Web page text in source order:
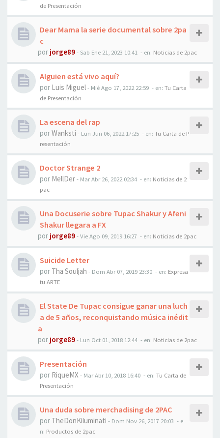
de Presentación
Dear Mama la serie documental sobre 2pa
c
por jorge89- Sab Ene 21, 2023 10:41 - en: Noticias de 2pac
Alguien está vivo aquí?
por Luis Miguel- Mié Ago 17, 2022 22:59 - en: Tu Carta
de Presentación
La escena del rap
porWanksti - Lun Jun 06, 2022 17:25 - en: Tu Carta de P
resentación
Doctor Strange 2
por MellDer- Mar Abr 26, 2022 02:34 - en: Noticias de 2
pac
Una Docuserie sobre Tupac Shakur y Afeni
Shakur llegara a FX
por jorge89-Vie Ago 09, 2019 16:27 - en: Noticias de 2pac
Suicide Letter
por Tha Souljah - Dom Abr 07, 2019 23:30 - en: Expresa
tu ARTE
El State De Tupac consigue ganar una luch
a de 5 años, reconquistando música inédit
a
por jorge89- Lun Oct 01, 2018 12:44 - en: Noticias de 2pac
Presentación
por RiqueMX- Mar Abr 10, 2018 16:40 - en: Tu Carta de
Presentación
Una duda sobre merchadising de 2PAC
por TheDonKiluminati - Dom Nov 26, 2017 20:03 - e
n: Productos de 2pac